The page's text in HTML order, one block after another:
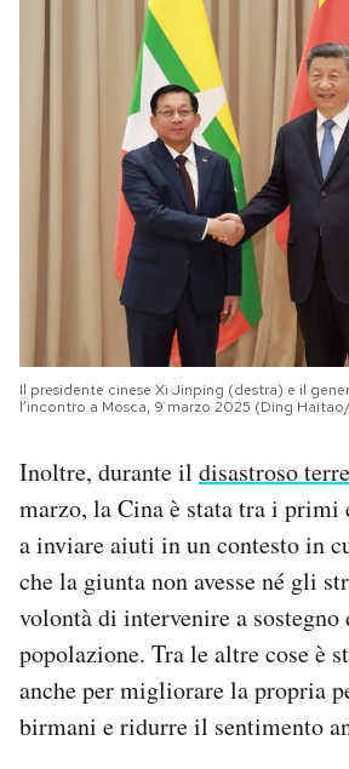
Il presidente cinese Xi Jinping (destra) e il
l’incontro a Mosca, 9 marzo 2025 (Ding
Inoltre, durante il disastroso
marzo, la Cina è stata tra i primi
a inviare aiuti in un contesto in
che la giunta non avesse né gli
volontà di intervenire a sostegno
popolazione. Tra le altre cose è
anche per migliorare la propria
birmani e ridurre il sentimento